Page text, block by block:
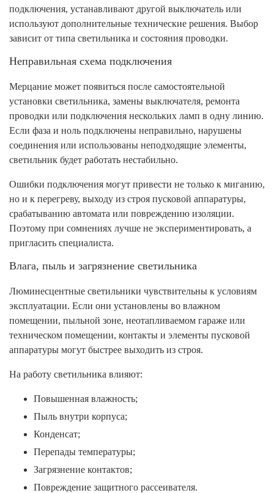
подключения, устанавливают другой выключатель или
используют дополнительные технические решения. Выбор
зависит от типа светильника и состояния проводки.
Неправильная схема подключения
Мерцание может появиться после самостоятельной
установки светильника, замены выключателя, ремонта
проводки или подключения нескольких ламп в одну линию.
Если фаза и ноль подключены неправильно, нарушены
соединения или использованы неподходящие элементы,
светильник будет работать нестабильно.
Ошибки подключения могут привести не только к миганию,
но и к перегреву, выходу из строя пусковой аппаратуры,
срабатыванию автомата или повреждению изоляции.
Поэтому при сомнениях лучше не экспериментировать, а
пригласить специалиста.
Влага, пыль и загрязнение светильника
Люминесцентные светильники чувствительны к условиям
эксплуатации. Если они установлены во влажном
помещении, пыльной зоне, неотапливаемом гараже или
техническом помещении, контакты и элементы пусковой
аппаратуры могут быстрее выходить из строя.
На работу светильника влияют:
Повышенная влажность;
Пыль внутри корпуса;
Конденсат;
Перепады температуры;
Загрязнение контактов;
Повреждение защитного рассеивателя.